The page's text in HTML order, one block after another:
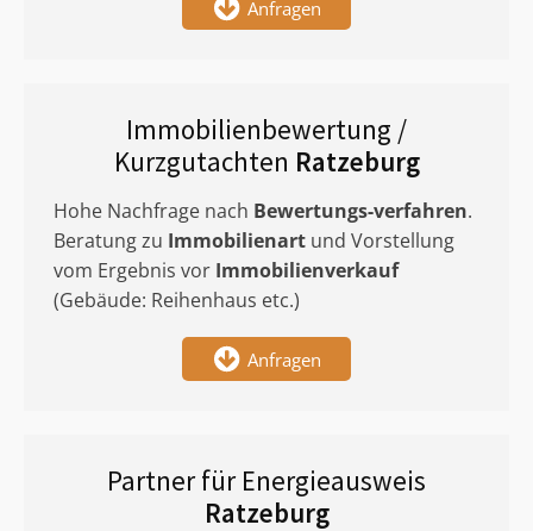
Anfragen
Immobilienbewertung /
Kurzgutachten Ratzeburg
Hohe Nachfrage nach Bewertungs-verfahren.
Beratung zu Immobilienart und Vorstellung
vom Ergebnis vor Immobilienverkauf
(Gebäude: Reihenhaus etc.)
Anfragen
Partner für Energieausweis
Ratzeburg